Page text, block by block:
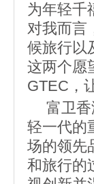
为年轻千
对我而言
候旅行以
这两个愿
GTEC，
富卫
轻一代的
场的领先
和旅行的